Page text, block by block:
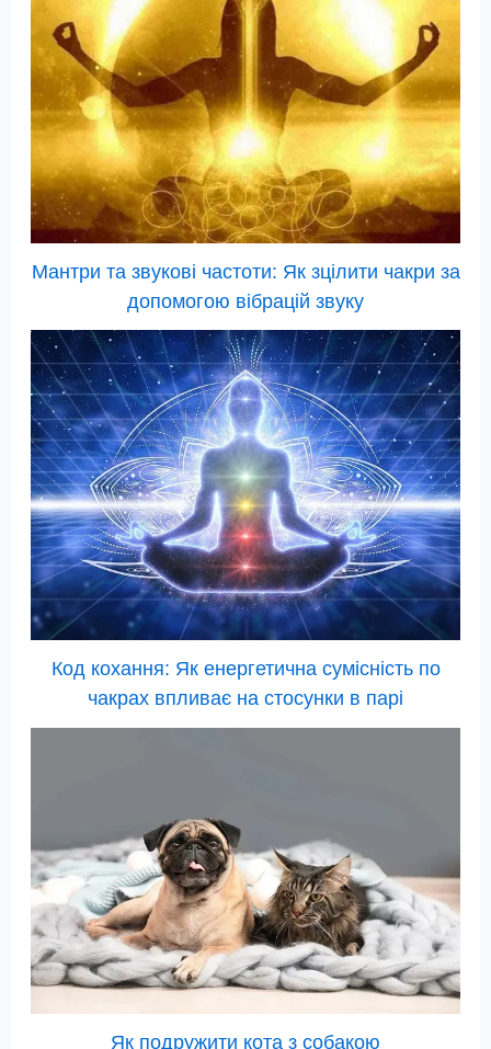
Мантри та звукові частоти: Як зцілити чакри за
допомогою вібрацій звуку
Код кохання: Як енергетична сумісність по
чакрах впливає на стосунки в парі
Як подружити кота з собакою